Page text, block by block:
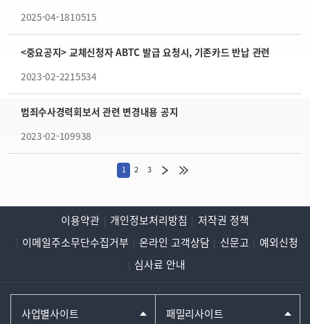
2025-04-1810515
<중요공지> 교체신청자 ABTC 발급 요청시, 기존카드 반납 관련
2023-02-2215534
범죄수사경력회보서 관련 변경내용 공지
2023-02-109938
1 2 3
이용약관 개인정보처리방침
저작권 정책
이메일주소무단수집거부
온라인 고객상담 신문고
예외신청
심사료 안내
사업별사이트 패밀리사이트